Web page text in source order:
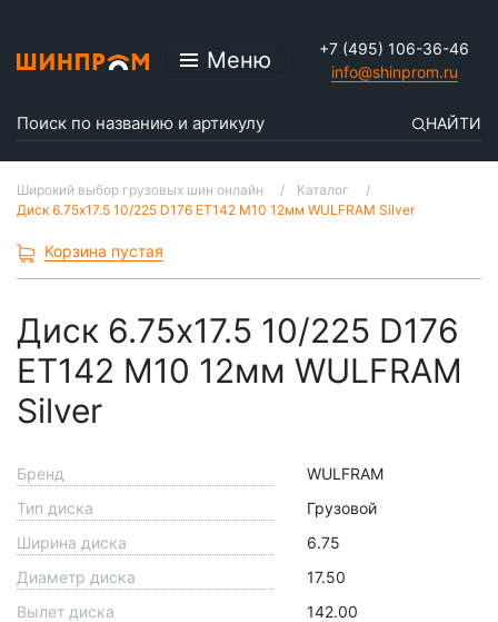
Меню
+7 (495) 106-36-46
info@shinprom.ru
НАЙТИ
Широкий выбор грузовых шин онлайн
Каталог
Диск 6.75x17.5 10/225 D176 ET142 M10 12мм WULFRAM Silver
Корзина пустая
Диск 6.75x17.5 10/225 D176
ET142 M10 12мм WULFRAM
Silver
Бренд
WULFRAM
Тип диска
Грузовой
Ширина диска
6.75
Диаметр диска
17.50
Вылет диска
142.00